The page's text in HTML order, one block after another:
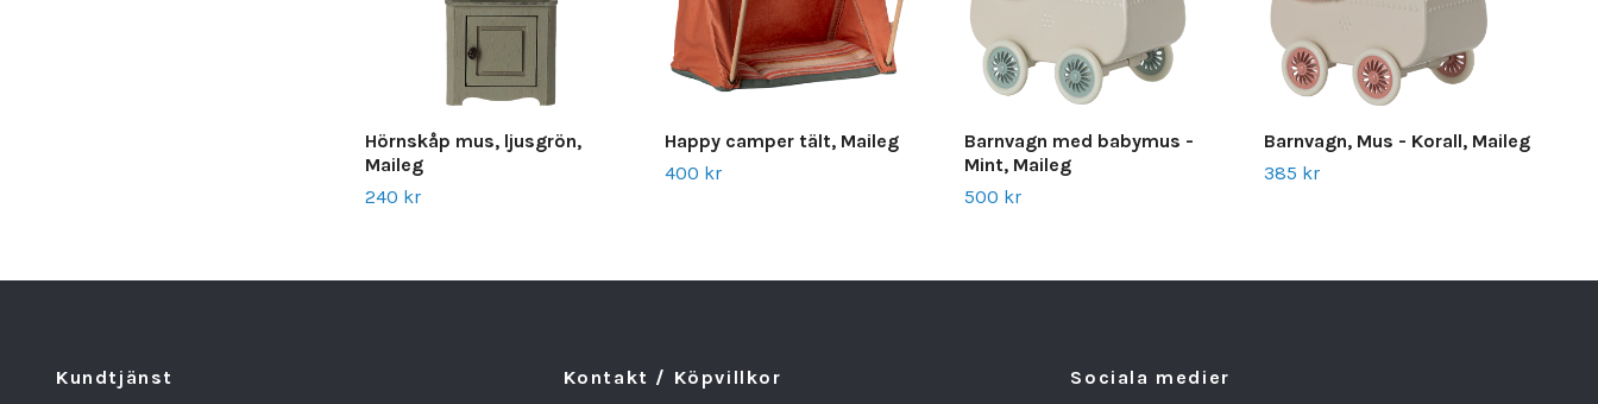
Hörnskåp mus, ljusgrön,
Maileg
240 kr
Happy camper tält, Maileg
400 kr
Barnvagn med babymus -
Mint, Maileg
500 kr
Barnvagn, Mus - Korall, Maileg
385 kr
Kundtjänst Kontakt / Köpvillkor Sociala medier